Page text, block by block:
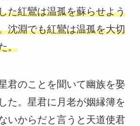
た紅鸞は温孤を蘇らせよう
沈淵でも紅鸞は温孤を大切
。
君のことを聞いて幽族を娶
た。星君に月老が姻縁簿を
いからだと言うと天道使君